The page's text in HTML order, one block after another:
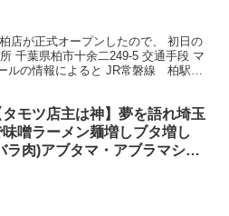
店が正式オープンしたので、 初日の
千葉県柏市十余二249-5 交通手段 マ
ルの情報によると JR常磐線 柏駅か
タモツ店主は神】夢を語れ埼玉
味噌ラーメン麺増しブタ増し
ラ肉)アブタマ・アブラマシマ